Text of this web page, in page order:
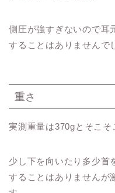
側圧が強すぎないので耳
することはありませんで
重さ
実測重量は370gとそこそ
少し下を向いたり多少首
することはありませんが